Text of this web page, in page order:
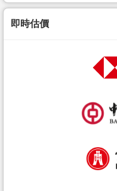
即時估價